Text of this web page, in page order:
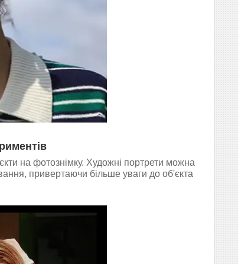
на фотознімку. Художні портрети можна
привертаючи більше уваги до об'єкта